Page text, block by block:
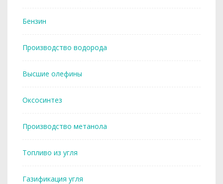
Бензин
Производство водорода
Высшие олефины
Оксосинтез
Производство метанола
Топливо из угля
Газификация угля